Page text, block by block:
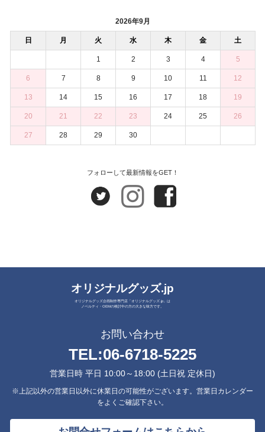
2026年9月
日 月 火 水 木 金 土
1 2 3 4 5
6 7 8 9 10 11 12
13 14 15 16 17 18 19
20 21 22 23 24 25 26
27 28 29 30
フォローして最新情報をGET！
オリジナルグッズ.jp
オリジナルグッズ企画制作専門店「オリジナルグッズ.jp」は
ノベルティ・OEMの検討中の方の大きな味方です。
お問い合わせ
TEL:06-6718-5225
営業日時 平日 10:00～18:00 (土日祝 定休日)
※上記以外の営業日以外に休業日の可能性がございます。営業日カレンダー
をよくご確認下さい。